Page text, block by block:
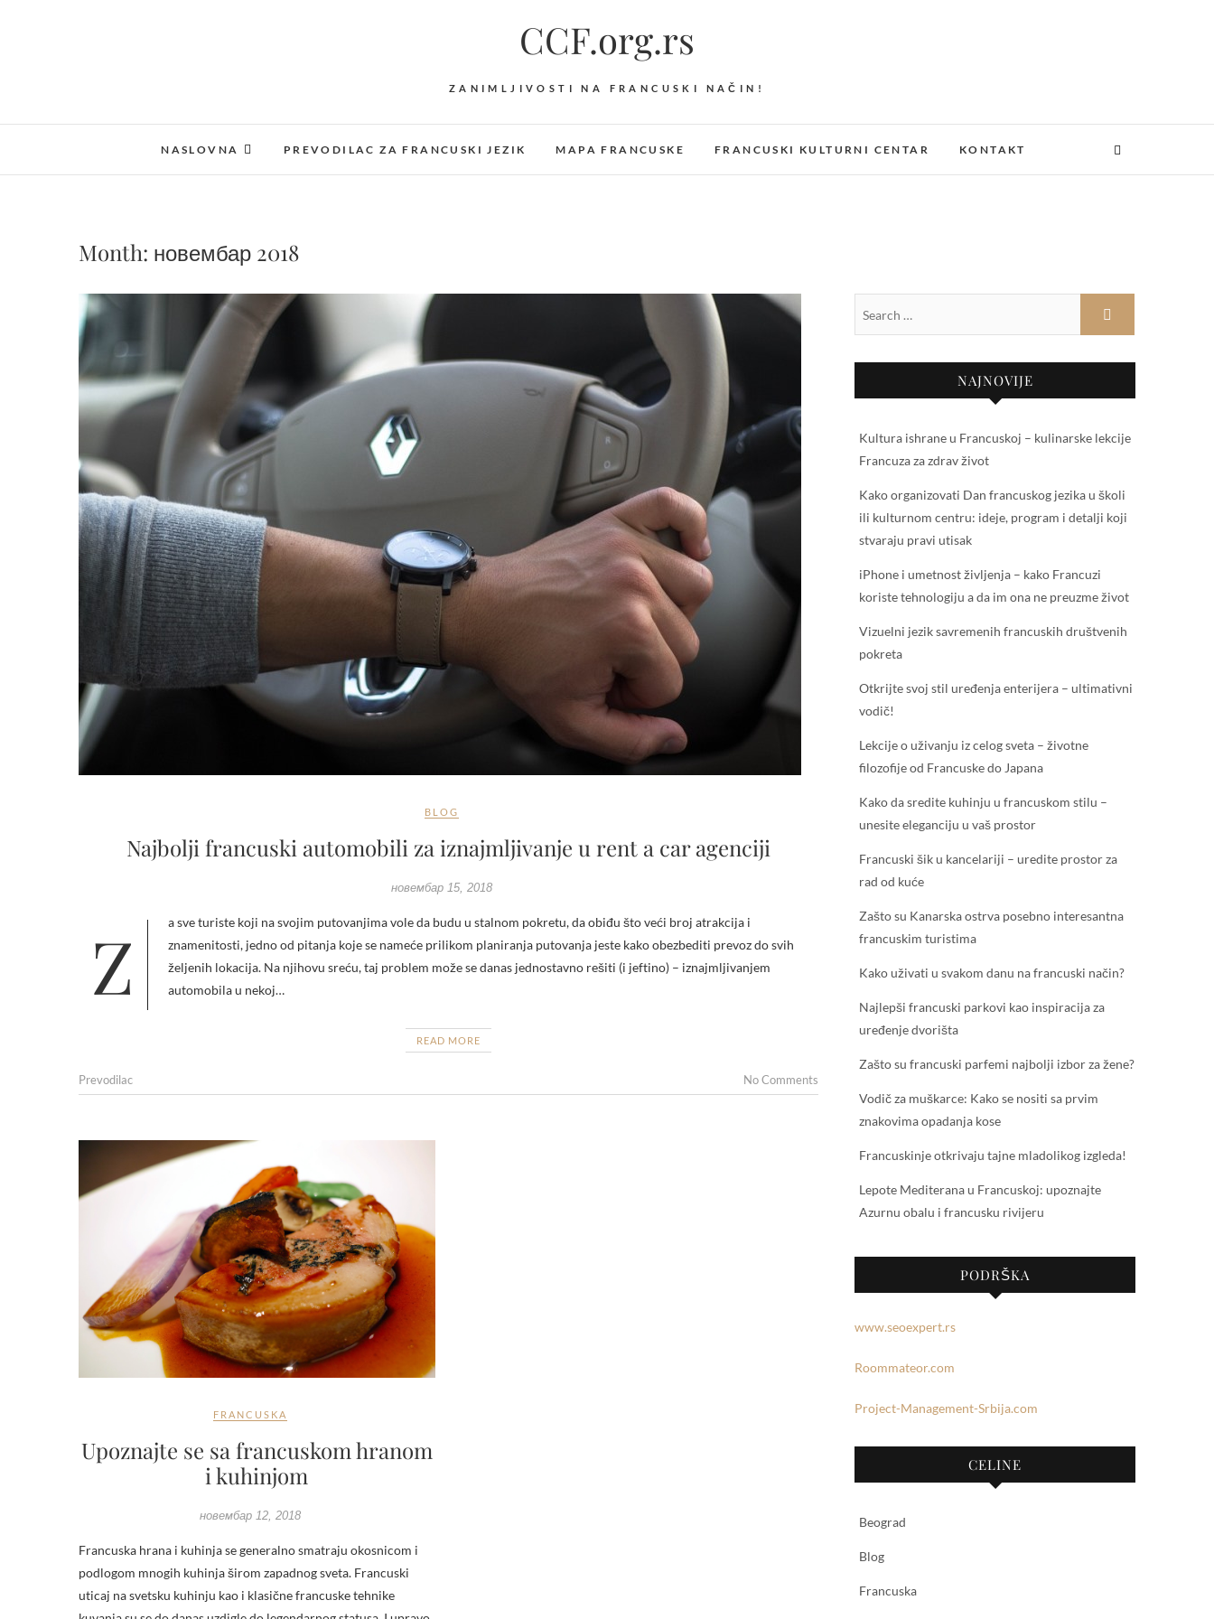
CCF.org.rs
ZANIMLJIVOSTI NA FRANCUSKI NAČIN!
NASLOVNA PREVODILAC ZA FRANCUSKI JEZIK MAPA FRANCUSKE FRANCUSKI KULTURNI CENTAR KONTAKT
Month: новембар 2018
BLOG
Najbolji francuski automobili za iznajmljivanje u rent a car agenciji
новембар 15, 2018
Za sve turiste koji na svojim putovanjima vole da budu u stalnom pokretu, da obiđu što veći broj atrakcija i
znamenitosti, jedno od pitanja koje se nameće prilikom planiranja putovanja jeste kako obezbediti prevoz do svih
željenih lokacija. Na njihovu sreću, taj problem može se danas jednostavno rešiti (i jeftino) – iznajmljivanjem
automobila u nekoj…
READ MORE
Prevodilac No Comments
FRANCUSKA
Upoznajte se sa francuskom hranom
i kuhinjom
новембар 12, 2018
Francuska hrana i kuhinja se generalno smatraju okosnicom i
podlogom mnogih kuhinja širom zapadnog sveta. Francuski
uticaj na svetsku kuhinju kao i klasične francuske tehnike
NAJNOVIJE
Kultura ishrane u Francuskoj – kulinarske lekcije
Francuza za zdrav život
Kako organizovati Dan francuskog jezika u školi
ili kulturnom centru: ideje, program i detalji koji
stvaraju pravi utisak
iPhone i umetnost življenja – kako Francuzi
koriste tehnologiju a da im ona ne preuzme život
Vizuelni jezik savremenih francuskih društvenih
pokreta
Otkrijte svoj stil uređenja enterijera – ultimativni
vodič!
Lekcije o uživanju iz celog sveta – životne
filozofije od Francuske do Japana
Kako da sredite kuhinju u francuskom stilu –
unesite eleganciju u vaš prostor
Francuski šik u kancelariji – uredite prostor za
rad od kuće
Zašto su Kanarska ostrva posebno interesantna
francuskim turistima
Kako uživati u svakom danu na francuski način?
Najlepši francuski parkovi kao inspiracija za
uređenje dvorišta
Zašto su francuski parfemi najbolji izbor za žene?
Vodič za muškarce: Kako se nositi sa prvim
znakovima opadanja kose
Francuskinje otkrivaju tajne mladolikog izgleda!
Lepote Mediterana u Francuskoj: upoznajte
Azurnu obalu i francusku rivijeru
PODRŠKA
www.seoexpert.rs
Roommateor.com
Project-Management-Srbija.com
CELINE
Beograd
Blog
Francuska